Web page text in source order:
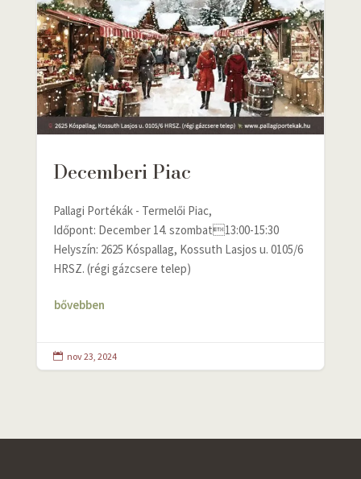
Decemberi Piac
Pallagi Portékák - Termelői Piac,
Időpont: December 14. szombat13:00-15:30
Helyszín: 2625 Kóspallag, Kossuth Lasjos u. 0105/6
HRSZ. (régi gázcsere telep)
bővebben
 nov 23, 2024